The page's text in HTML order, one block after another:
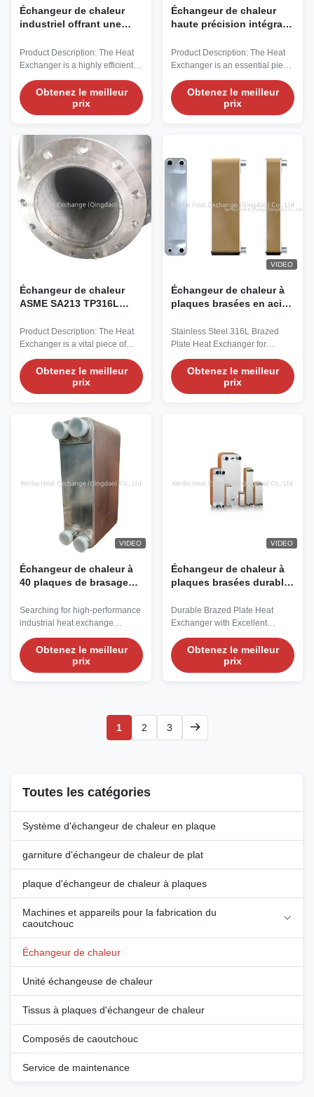
Échangeur de chaleur
industriel offrant une
001 mm Conçu pour une
gestion stable et
thermique
Product Description: The Heat
Exchanger is a highly efficient
transfer heat between two or
more fluids, making it an
essential component in
Our Heat Exchanger Machine is
engineered to provide optimal
thermal performance, ensuring
maximum ...
Obtenez le meilleur
prix
Échangeur de chaleur
haute précision intégrant
chaleur ASME SA213
TP316L et une
maintenance facile pour
le transfert de chaleur
Product Description: The Heat
Exchanger is an essential piece
designed to efficiently transfer
heat between two or more fluids.
Engineered to meet diverse
making it suitable for a wide ...
Obtenez le meilleur
prix
Échangeur de chaleur
ASME SA213 TP316L
tubulaire avec coque
A516 durable et
maintenance facile
offrant un transfert de
chaleur
Product Description: The Heat
Exchanger is a vital piece of
designed to efficiently transfer
heat between two or more fluids
without mixing them. Crafted
materials, this product offers
exceptional performance and
durability in a wide range of ...
Obtenez le meilleur
prix
VIDEO
Échangeur de chaleur à
plaques brasées en acier
milieux corrosifs à haute
température
Stainless Steel 316L Brazed
Plate Heat Exchanger for
Searching for high-performance
industrial heat exchange
solutions that check all the
Plate Heat ...
Obtenez le meilleur
prix
VIDEO
Échangeur de chaleur à
40 plaques de brasage
MNPT de 3/4 pouces
Searching for high-performance
industrial heat exchange
solutions that check all the
boxes—oil cooling, heat pump
compatibility, and rock-solid
reliability? Look no further! Our
exchange devices, engineered
Obtenez le meilleur
prix
VIDEO
Échangeur de chaleur à
plaques brasées durable
efficacité thermique et
une longue durée de vie
Durable Brazed Plate Heat
Exchanger with Excellent
Thermal Efficiency and Long
Service Life Searching for high-
performance industrial heat
exchange solutions that check
Our Industrial Oil Coolers & ...
Obtenez le meilleur
prix
1 2 3
Toutes les catégories
Système d'échangeur de chaleur en plaque
garniture d'échangeur de chaleur de plat
plaque d'échangeur de chaleur à plaques
Machines et appareils pour la fabrication du
caoutchouc
Échangeur de chaleur
Unité échangeuse de chaleur
Tissus à plaques d'échangeur de chaleur
Composés de caoutchouc
Service de maintenance